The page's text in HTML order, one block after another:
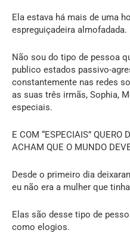
Ela estava há mais de uma
espreguiçadeira almofadada.
Não sou do tipo de pessoa
publico estados passivo-
constantemente nas redes
as suas três irmãs, Sophia,
especiais.
E COM “ESPECIAIS” QUERO
ACHAM QUE O MUNDO
Desde o primeiro dia
eu não era a mulher que
Elas são desse tipo de
como elogios.